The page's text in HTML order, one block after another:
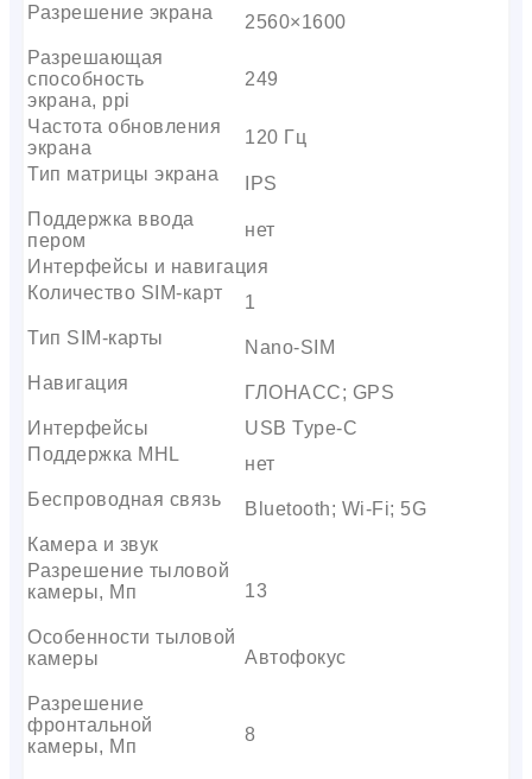
Разрешение экрана
2560×1600
Разрешающая
способность
экрана, ppi
249
Частота обновления
экрана
120 Гц
Тип матрицы экрана
IPS
Поддержка ввода
пером
нет
Интерфейсы и навигация
Количество SIM-карт
1
Тип SIM-карты
Nano-SIM
Навигация
ГЛОНАСС; GPS
Интерфейсы
USB Type-C
Поддержка MHL
нет
Беспроводная связь
Bluetooth; Wi-Fi; 5G
Камера и звук
Разрешение тыловой
камеры, Мп
13
Особенности тыловой
камеры
Автофокус
Разрешение
фронтальной
камеры, Мп
8